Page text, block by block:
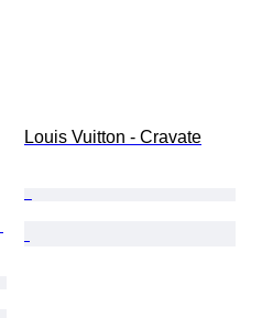
Louis Vuitton - Cravate